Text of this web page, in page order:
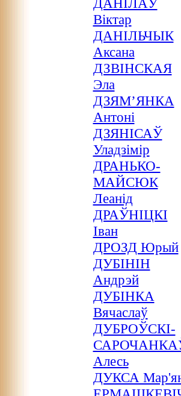
Віктар
ДАНІЛЬЧЫК
Аксана
ДЗВІНСКАЯ
Эла
ДЗЯМ’ЯНКА
Антоні
ДЗЯНІСАЎ
Уладзімір
ДРАНЬКО-
МАЙСЮК
Леанід
ДРАЎНІЦКІ
Іван
ДРОЗД Юрый
ДУБІНІН
Андрэй
ДУБІНКА
Вячаслаў
ДУБРОЎСКІ-
Алесь
ДУКСА